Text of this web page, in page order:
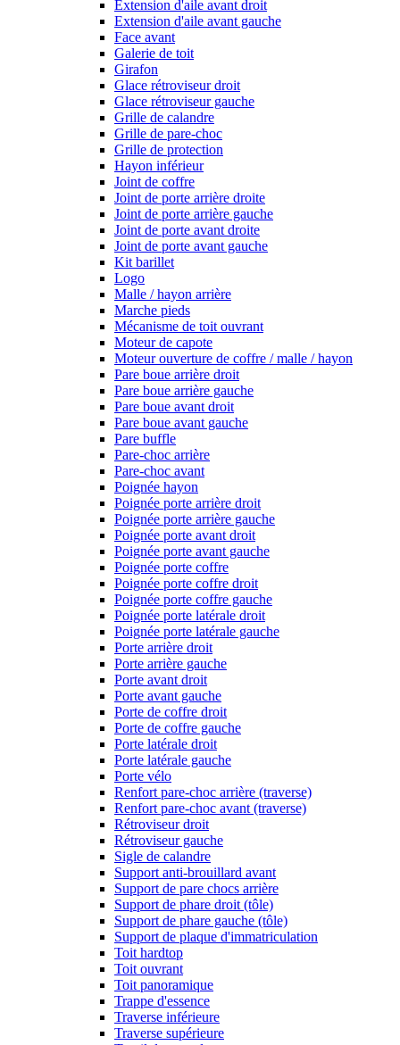
Extension d'aile avant droit
Extension d'aile avant gauche
Face avant
Galerie de toit
Girafon
Glace rétroviseur droit
Glace rétroviseur gauche
Grille de calandre
Grille de pare-choc
Grille de protection
Hayon inférieur
Joint de coffre
Joint de porte arrière droite
Joint de porte arrière gauche
Joint de porte avant droite
Joint de porte avant gauche
Kit barillet
Logo
Malle / hayon arrière
Marche pieds
Mécanisme de toit ouvrant
Moteur de capote
Moteur ouverture de coffre / malle / hayon
Pare boue arrière droit
Pare boue arrière gauche
Pare boue avant droit
Pare boue avant gauche
Pare buffle
Pare-choc arrière
Pare-choc avant
Poignée hayon
Poignée porte arrière droit
Poignée porte arrière gauche
Poignée porte avant droit
Poignée porte avant gauche
Poignée porte coffre
Poignée porte coffre droit
Poignée porte coffre gauche
Poignée porte latérale droit
Poignée porte latérale gauche
Porte arrière droit
Porte arrière gauche
Porte avant droit
Porte avant gauche
Porte de coffre droit
Porte de coffre gauche
Porte latérale droit
Porte latérale gauche
Porte vélo
Renfort pare-choc arrière (traverse)
Renfort pare-choc avant (traverse)
Rétroviseur droit
Rétroviseur gauche
Sigle de calandre
Support anti-brouillard avant
Support de pare chocs arrière
Support de phare droit (tôle)
Support de phare gauche (tôle)
Support de plaque d'immatriculation
Toit hardtop
Toit ouvrant
Toit panoramique
Trappe d'essence
Traverse inférieure
Traverse supérieure